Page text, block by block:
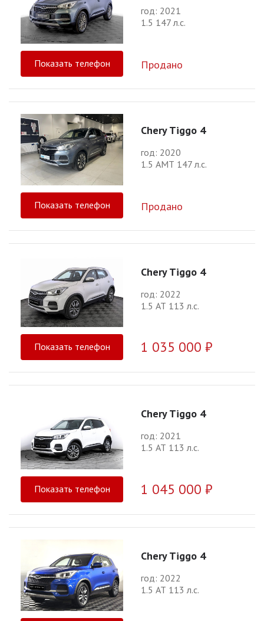
год: 2021
1.5 147 л.с.
Показать телефон Продано
Chery Tiggo 4
год: 2020
1.5 АМТ 147 л.с.
Показать телефон Продано
Chery Tiggo 4
год: 2022
1.5 АТ 113 л.с.
Показать телефон 1 035 000 ₽
Chery Tiggo 4
год: 2021
1.5 АТ 113 л.с.
Показать телефон 1 045 000 ₽
Chery Tiggo 4
год: 2022
1.5 АТ 113 л.с.